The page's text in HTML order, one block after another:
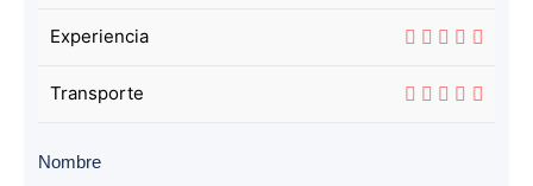
Experiencia
Transporte
Nombre